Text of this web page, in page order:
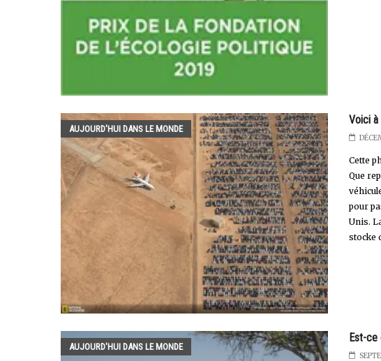
AUJOURD'HUI DANS LE MONDE
Voici à
Cette
Que
pour
Unis.
stocke
AUJOURD'HUI DANS LE MONDE
Est-ce